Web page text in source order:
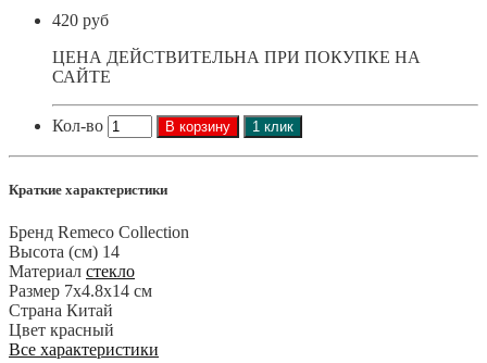
420 руб
ЦЕНА ДЕЙСТВИТЕЛЬНА ПРИ ПОКУПКЕ НА
САЙТЕ
Кол-во В корзину 1 клик
Краткие характеристики
Бренд Remeco Collection
Высота (см) 14
Материал стекло
Размер 7х4.8х14 см
Страна Китай
Цвет красный
Все характеристики